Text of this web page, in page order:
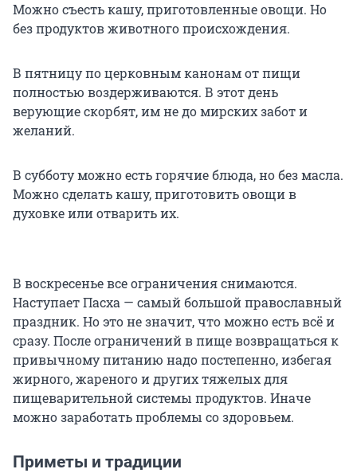
Можно съесть кашу, приготовленные овощи. Но
без продуктов животного происхождения.
В пятницу по церковным канонам от пищи
полностью воздерживаются. В этот день
верующие скорбят, им не до мирских забот и
желаний.
В субботу можно есть горячие блюда, но без масла.
Можно сделать кашу, приготовить овощи в
духовке или отварить их.
В воскресенье все ограничения снимаются.
Наступает Пасха — самый большой православный
праздник. Но это не значит, что можно есть всё и
сразу. После ограничений в пище возвращаться к
привычному питанию надо постепенно, избегая
жирного, жареного и других тяжелых для
пищеварительной системы продуктов. Иначе
можно заработать проблемы со здоровьем.
Приметы и традиции